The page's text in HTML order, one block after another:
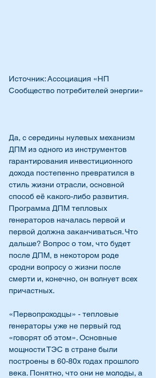
Источник: Ассоциация «НП
Сообщество потребителей энергии»
Да, с середины нулевых механизм
ДПМ из одного из инструментов
гарантирования инвестиционного
дохода постепенно превратился в
стиль жизни отрасли, основной
способ её какого-либо развития.
Программа ДПМ тепловых
генераторов началась первой и
первой должна заканчиваться. Что
дальше? Вопрос о том, что будет
после ДПМ, в некотором роде
сродни вопросу о жизни после
смерти и, конечно, он волнует всех
причастных.
«Первопроходцы» - тепловые
генераторы уже не первый год
«говорят об этом». Основные
мощности ТЭС в стране были
построены в 60-80х годах прошлого
века. Понятно, что они не молоды, а